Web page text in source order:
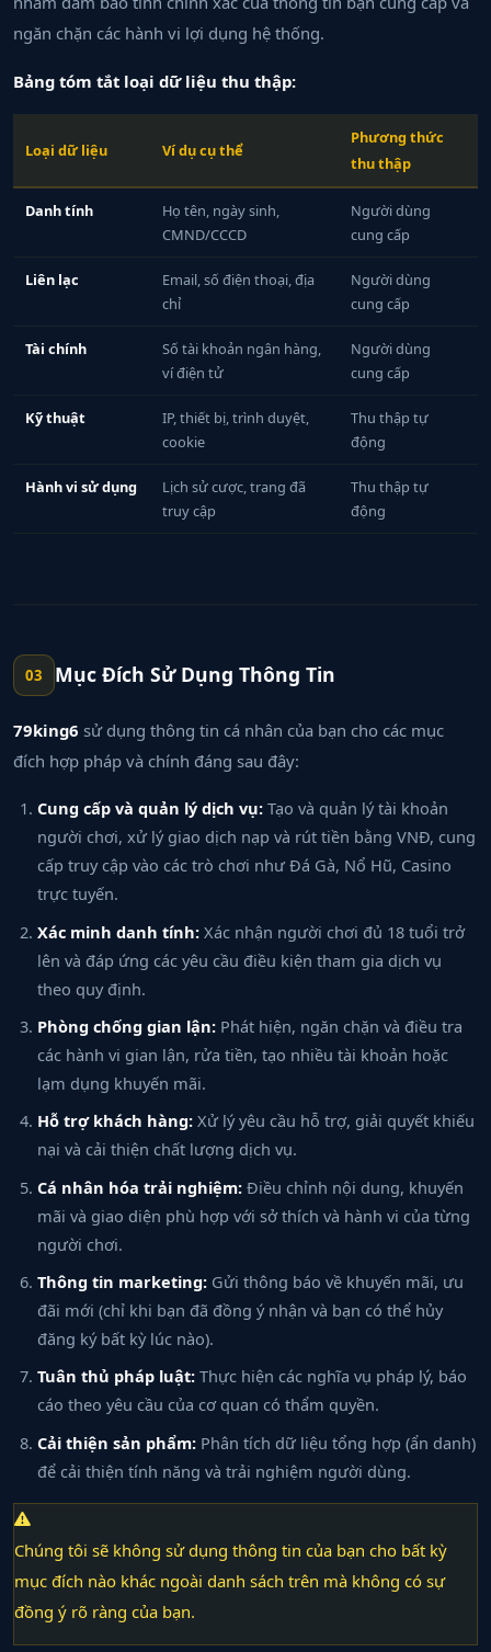
ngăn chặn các hành vi lợi dụng hệ thống.
Bảng tóm tắt loại dữ liệu thu thập:
Loại dữ liệu Ví dụ cụ thể
Phương thức
thu thập
Danh tính
Họ tên, ngày sinh,
CMND/CCCD
Người dùng
cung cấp
Liên lạc
Email, số điện thoại, địa
chỉ
Người dùng
cung cấp
Tài chính
Số tài khoản ngân hàng,
ví điện tử
Người dùng
cung cấp
Kỹ thuật
IP, thiết bị, trình duyệt,
cookie
Thu thập tự
động
Hành vi sử dụng
Lịch sử cược, trang đã
truy cập
Thu thập tự
động
03 Mục Đích Sử Dụng Thông Tin
79king6 sử dụng thông tin cá nhân của bạn cho các mục
đích hợp pháp và chính đáng sau đây:
Cung cấp và quản lý dịch vụ: Tạo và quản lý tài khoản
người chơi, xử lý giao dịch nạp và rút tiền bằng VNĐ, cung
cấp truy cập vào các trò chơi như Đá Gà, Nổ Hũ, Casino
trực tuyến.
Xác minh danh tính: Xác nhận người chơi đủ 18 tuổi trở
lên và đáp ứng các yêu cầu điều kiện tham gia dịch vụ
theo quy định.
Phòng chống gian lận: Phát hiện, ngăn chặn và điều tra
các hành vi gian lận, rửa tiền, tạo nhiều tài khoản hoặc
lạm dụng khuyến mãi.
Hỗ trợ khách hàng: Xử lý yêu cầu hỗ trợ, giải quyết khiếu
nại và cải thiện chất lượng dịch vụ.
Cá nhân hóa trải nghiệm: Điều chỉnh nội dung, khuyến
mãi và giao diện phù hợp với sở thích và hành vi của từng
người chơi.
Thông tin marketing: Gửi thông báo về khuyến mãi, ưu
đãi mới (chỉ khi bạn đã đồng ý nhận và bạn có thể hủy
đăng ký bất kỳ lúc nào).
Tuân thủ pháp luật: Thực hiện các nghĩa vụ pháp lý, báo
cáo theo yêu cầu của cơ quan có thẩm quyền.
Cải thiện sản phẩm: Phân tích dữ liệu tổng hợp (ẩn danh)
để cải thiện tính năng và trải nghiệm người dùng.
Chúng tôi sẽ không sử dụng thông tin của bạn cho bất kỳ
mục đích nào khác ngoài danh sách trên mà không có sự
đồng ý rõ ràng của bạn.